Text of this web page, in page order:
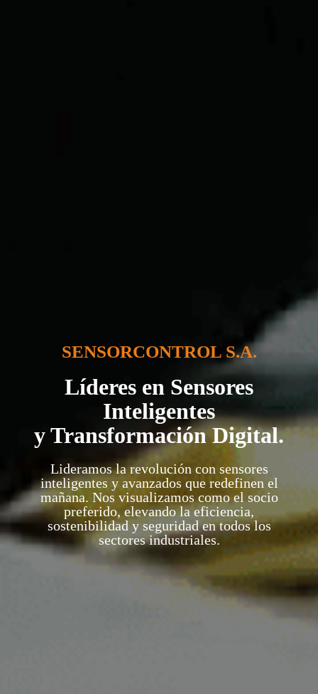
SENSORCONTROL S.A.
Líderes en Sensores
Inteligentes
y Transformación Digital.
Lideramos la revolución con sensores
inteligentes y avanzados que redefinen el
mañana. Nos visualizamos como el socio
preferido, elevando la eficiencia,
sostenibilidad y seguridad en todos los
sectores industriales.